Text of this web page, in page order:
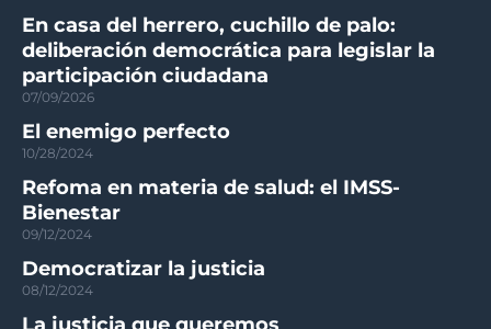
En casa del herrero, cuchillo de palo:
deliberación democrática para legislar la
participación ciudadana
07/09/2026
El enemigo perfecto
10/28/2024
Refoma en materia de salud: el IMSS-
Bienestar
09/12/2024
Democratizar la justicia
08/12/2024